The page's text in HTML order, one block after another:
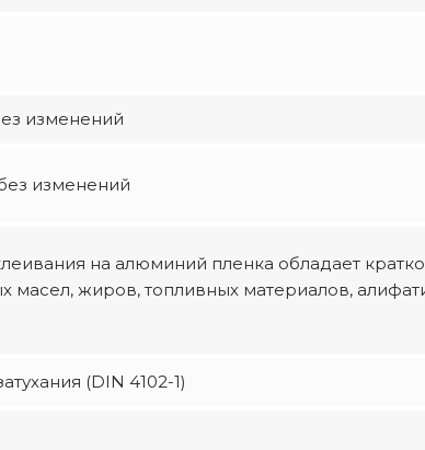
изменений
изменений
на алюминий пленка обладает
жиров, топливных материалов,
(DIN 4102-1)